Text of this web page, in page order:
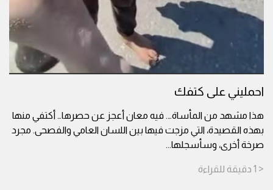
احمليني على كتفك
هذا مشهد من المأساة…. فيه معان أعجز عن حصرها… أكتفي منها
بهذه القصيدة، التي مزجت فيها بين اللسان العامي والفصحى. مجرد
صرخة أخرى، وسأسجلها...
< 1 دقيقة للقراءة